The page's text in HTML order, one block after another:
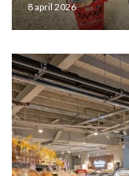
8 april 2026